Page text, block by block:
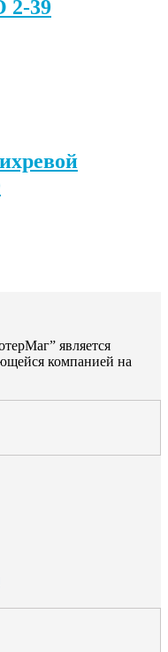
2-39
является
компанией на